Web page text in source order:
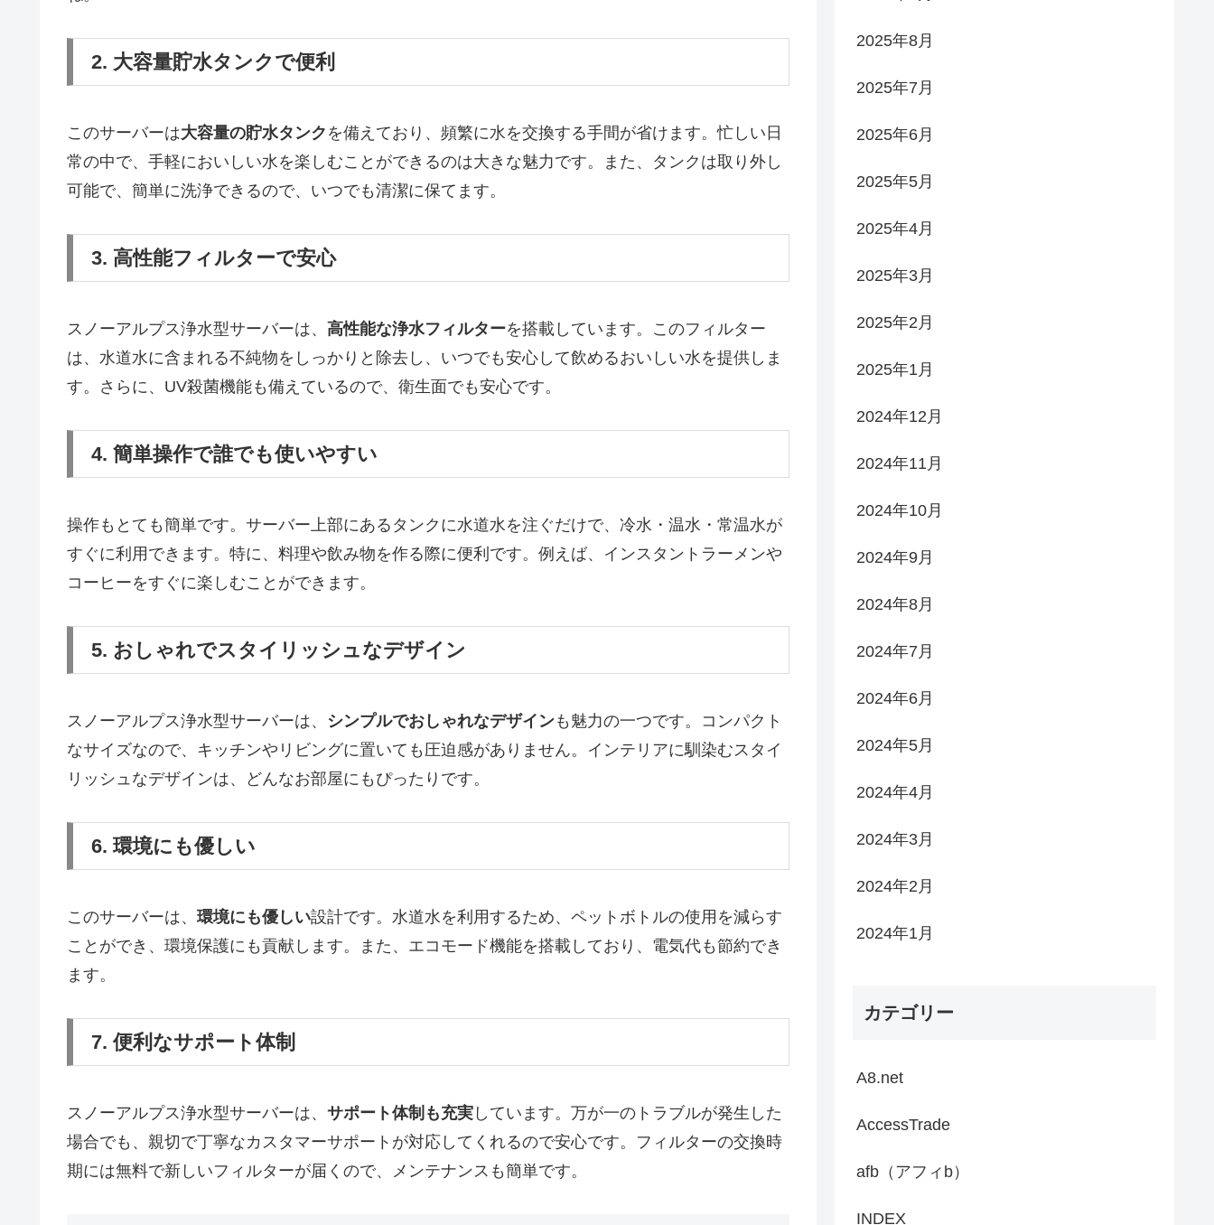
2. 大容量貯水タンクで便利
このサーバーは大容量の貯水タンク を備えており、頻繁に水を交換する手間が省けます。忙しい日
常の中で、手軽においしい水を楽しむことができるのは大きな魅力です。また、タンクは取り外し
可能で、簡単に洗浄できるので、いつでも清潔に保てます。
3. 高性能フィルターで安心
スノーアルプス浄水型サーバーは、 高性能な浄水フィルターを搭載しています。このフィルター
は、水道水に含まれる不純物をしっかりと除去し、いつでも安心して飲めるおいしい水を提供しま
す。さらに、UV殺菌機能も備えているので、衛生面でも安心です。
4. 簡単操作で誰でも使いやすい
操作もとても簡単です。サーバー上部にあるタンクに水道水を注ぐだけで、冷水・温水・常温水が
すぐに利用できます。特に、料理や飲み物を作る際に便利です。例えば、インスタントラーメンや
コーヒーをすぐに楽しむことができます。
5. おしゃれでスタイリッシュなデザイン
スノーアルプス浄水型サーバーは、 シンプルでおしゃれなデザインも魅力の一つです。コンパクト
なサイズなので、キッチンやリビングに置いても圧迫感がありません。インテリアに馴染むスタイ
リッシュなデザインは、どんなお部屋にもぴったりです。
6. 環境にも優しい
このサーバーは、 環境にも優しい設計です。水道水を利用するため、ペットボトルの使用を減らす
ことができ、環境保護にも貢献します。また、エコモード機能を搭載しており、電気代も節約でき
ます。
7. 便利なサポート体制
スノーアルプス浄水型サーバーは、 サポート体制も充実 しています。万が一のトラブルが発生した
場合でも、親切で丁寧なカスタマーサポートが対応してくれるので安心です。フィルターの交換時
期には無料で新しいフィルターが届くので、メンテナンスも簡単です。
2025年8月
2025年7月
2025年6月
2025年5月
2025年4月
2025年3月
2025年2月
2025年1月
2024年12月
2024年11月
2024年10月
2024年9月
2024年8月
2024年7月
2024年6月
2024年5月
2024年4月
2024年3月
2024年2月
2024年1月
カテゴリー
A8.net
AccessTrade
afb（アフィb）
INDEX